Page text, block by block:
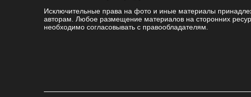
Исключительные права на фото и иные материалы
авторам. Любое размещение материалов на сторонних
необходимо согласовывать с правообладателям.